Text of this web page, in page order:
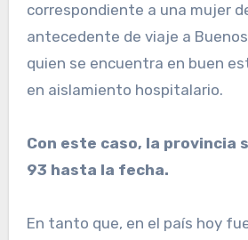
correspondiente a una mujer
antecedente de viaje a
quien se encuentra en buen
en aislamiento hospitalario.
Con este caso, la provincia
93 hasta la fecha.
En tanto que, en el país hoy